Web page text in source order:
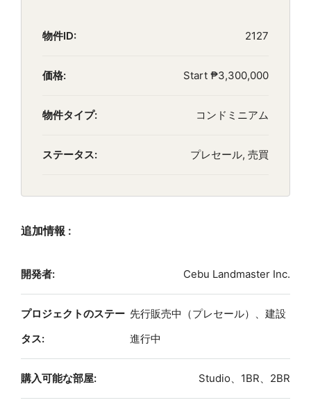
物件ID: 2127
価格: Start ₱3,300,000
物件タイプ: コンドミニアム
ステータス: プレセール, 売買
追加情報 :
開発者: Cebu Landmaster Inc.
プロジェクトのステー
タス:
先行販売中（プレセール）、建設
進行中
購入可能な部屋: Studio、1BR、2BR